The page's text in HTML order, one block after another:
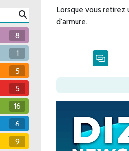
search
8
1
5
5
16
6
9
Lorsque vous retirez
d'armure.